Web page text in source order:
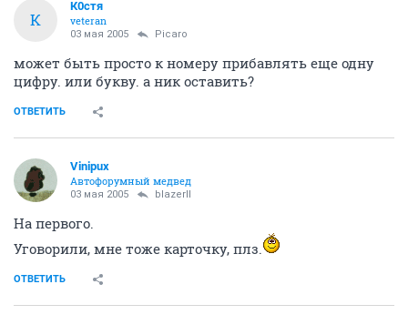
К
К0стя
veteran
03 мая 2005 Picaro
может быть просто к номеру прибавлять еще одну
цифру. или букву. а ник оставить?
ОТВЕТИТЬ
Vinipux
Автофорумный медвед
03 мая 2005 blazerII
На первого.
Уговорили, мне тоже карточку, плз.
ОТВЕТИТЬ